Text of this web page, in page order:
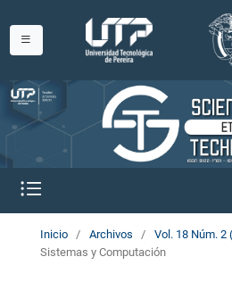
Inicio / Archivos / Vol. 18 Núm. 2
Sistemas y Computación